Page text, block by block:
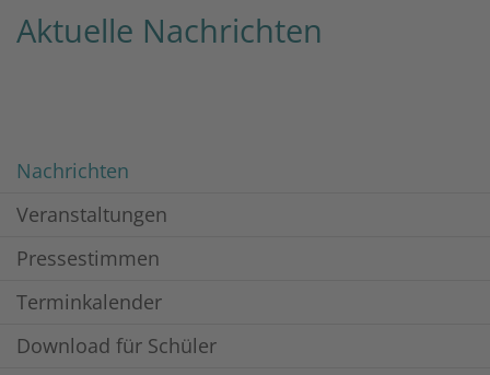
Aktuelle Nachrichten
Nachrichten
Veranstaltungen
Pressestimmen
Terminkalender
Download für Schüler